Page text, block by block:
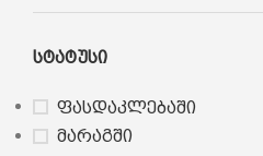
Სტატუსი
ფასდაკლებაში
მარაგში